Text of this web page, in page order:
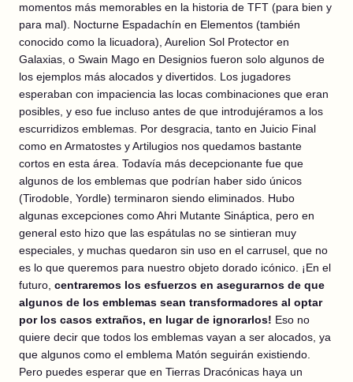
momentos más memorables en la historia de TFT (para bien y
para mal). Nocturne Espadachín en Elementos (también
conocido como la licuadora), Aurelion Sol Protector en
Galaxias, o Swain Mago en Designios fueron solo algunos de
los ejemplos más alocados y divertidos. Los jugadores
esperaban con impaciencia las locas combinaciones que eran
posibles, y eso fue incluso antes de que introdujéramos a los
escurridizos emblemas. Por desgracia, tanto en Juicio Final
como en Armatostes y Artilugios nos quedamos bastante
cortos en esta área. Todavía más decepcionante fue que
algunos de los emblemas que podrían haber sido únicos
(Tirodoble, Yordle) terminaron siendo eliminados. Hubo
algunas excepciones como Ahri Mutante Sináptica, pero en
general esto hizo que las espátulas no se sintieran muy
especiales, y muchas quedaron sin uso en el carrusel, que no
es lo que queremos para nuestro objeto dorado icónico. ¡En el
futuro, centraremos los esfuerzos en asegurarnos de que
algunos de los emblemas sean transformadores al optar
por los casos extraños, en lugar de ignorarlos! Eso no
quiere decir que todos los emblemas vayan a ser alocados, ya
que algunos como el emblema Matón seguirán existiendo.
Pero puedes esperar que en Tierras Dracónicas haya un